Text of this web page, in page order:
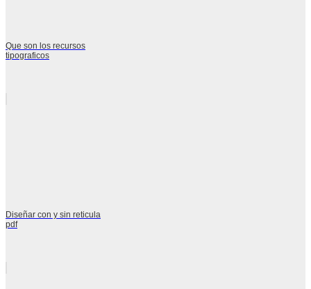
Que son los recursos
tipograficos
Diseñar con y sin reticula
pdf